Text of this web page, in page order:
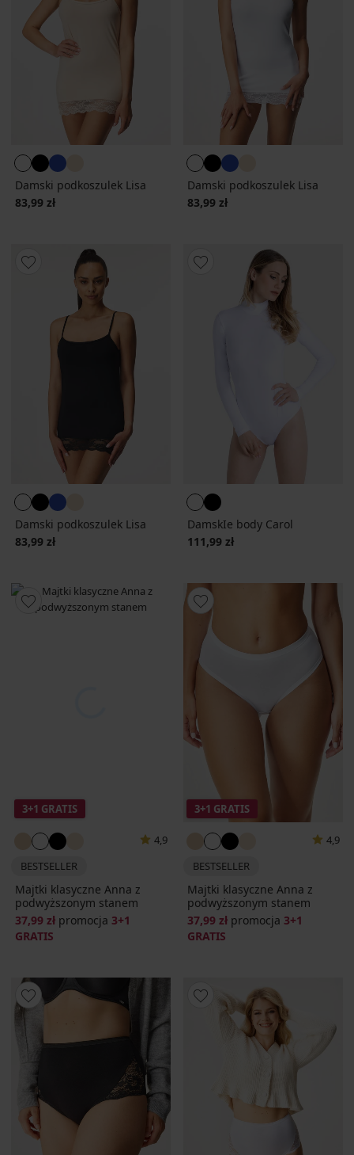
Damski podkoszulek Lisa
83,99 zł
Damski podkoszulek Lisa
83,99 zł
Damski podkoszulek Lisa
83,99 zł
DamskIe body Carol
111,99 zł
3+1 GRATIS
4,9
BESTSELLER
Majtki klasyczne Anna z
podwyższonym stanem
37,99 zł promocja 3+1
GRATIS
3+1 GRATIS
4,9
BESTSELLER
Majtki klasyczne Anna z
podwyższonym stanem
37,99 zł promocja 3+1
GRATIS